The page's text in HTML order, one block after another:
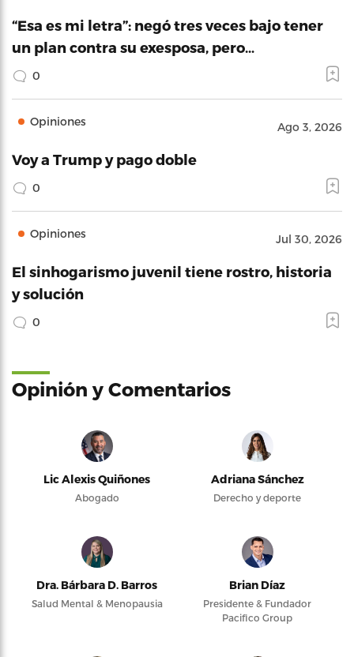
“Esa es mi letra”: negó tres veces bajo tener
un plan contra su exesposa, pero…
0
Opiniones Ago 3, 2026
Voy a Trump y pago doble
0
Opiniones Jul 30, 2026
El sinhogarismo juvenil tiene rostro, historia
y solución
0
Opinión y Comentarios
Lic Alexis Quiñones
Abogado
Adriana Sánchez
Derecho y deporte
Dra. Bárbara D. Barros
Salud Mental & Menopausia
Brian Díaz
Presidente & Fundador
Pacifico Group